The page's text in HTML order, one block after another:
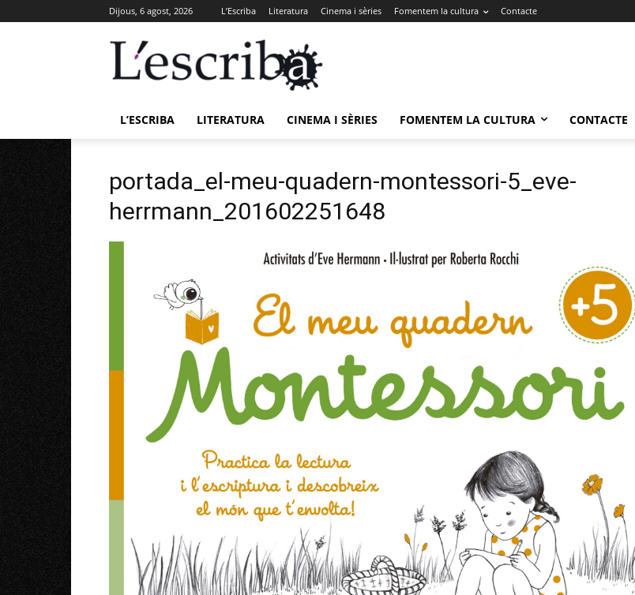
Dijous, 6 agost, 2026 L’Escriba Literatura Cinema i sèries Fomentem la cultura Contacte
L’ESCRIBA LITERATURA CINEMA I SÈRIES FOMENTEM LA CULTURA CONTACTE
portada_el-meu-quadern-montessori-5_eve-
herrmann_201602251648